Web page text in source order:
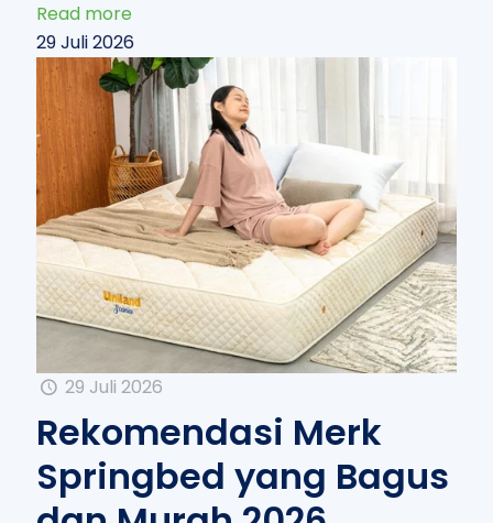
Read more
29 Juli 2026
29 Juli 2026
Rekomendasi Merk
Springbed yang Bagus